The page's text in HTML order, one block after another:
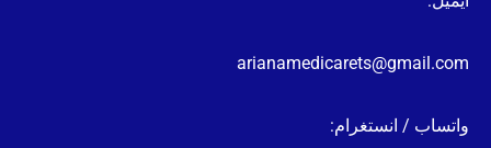
arianamedicarets@gmail.com
واتساب / انستغرام: